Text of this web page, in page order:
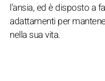
l'ansia, ed è disposto a
adattamenti per
nella sua vita.